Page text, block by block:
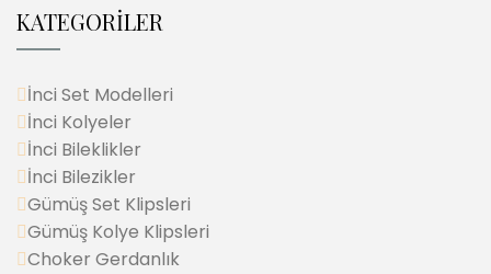
KATEGORİLER
İnci Set Modelleri
İnci Kolyeler
İnci Bileklikler
İnci Bilezikler
Gümüş Set Klipsleri
Gümüş Kolye Klipsleri
Choker Gerdanlık